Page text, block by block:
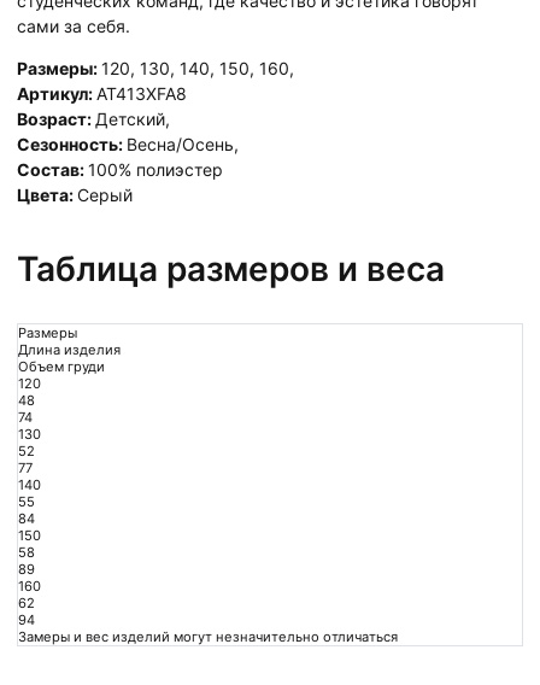
сами за себя.
Размеры:120, 130, 140, 150, 160,
Артикул:AT413XFA8
Возраст: Детский,
Сезонность: Весна/Осень,
Состав:100% полиэстер
Цвета:Серый
Таблица размеров и веса
Размеры
Длина изделия
Объем груди
120
48
74
130
52
77
140
55
84
150
58
89
160
62
94
Замеры и вес изделий могут незначительно отличаться